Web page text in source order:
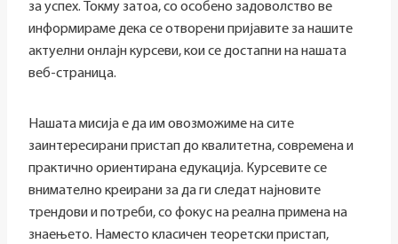
за успех. Токму затоа, со особено задоволство ве
информираме дека се отворени пријавите за нашите
актуелни онлајн курсеви, кои се достапни на нашата
веб-страница.
Нашата мисија е да им овозможиме на сите
заинтересирани пристап до квалитетна, современа и
практично ориентирана едукација. Курсевите се
внимателно креирани за да ги следат најновите
трендови и потреби, со фокус на реална примена на
знаењето. Наместо класичен теоретски пристап,